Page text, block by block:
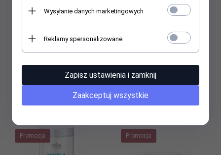
Odświeżajacy krem do stóp
- 500 ml
43,
Grejpfrutowy peeling do
stóp- 500g
51, 69,00 PLN
Promocja Promocja
Wysyłanie danych marketingowych
Reklamy spersonalizowane
Zapisz ustawienia i zamknij
Zaakceptuj wszystkie